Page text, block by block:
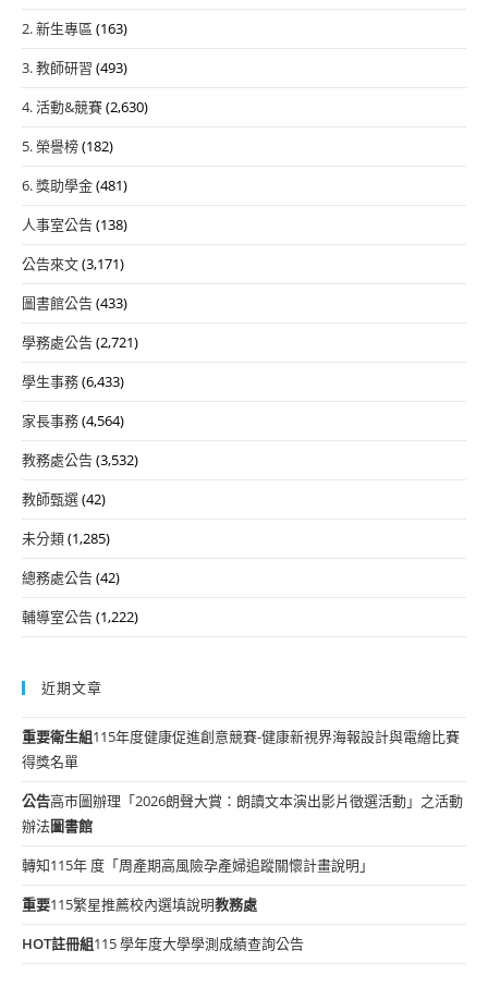
2. 新生專區 (163)
3. 教師研習 (493)
4. 活動&競賽(2,630)
5. 榮譽榜(182)
6. 獎助學金(481)
人事室公告(138)
公告來文(3,171)
圖書館公告(433)
學務處公告(2,721)
學生事務(6,433)
家長事務(4,564)
教務處公告(3,532)
教師甄選(42)
未分類(1,285)
總務處公告(42)
輔導室公告(1,222)
近期文章
重要衛生組115年度健康促進創意競賽-健康新視界海報設計與電繪比賽
得獎名單
公告高市圖辦理「2026朗聲大賞：朗讀文本演出影片徵選活動」之活動
辦法圖書館
轉知115年 度「周產期高風險孕產婦追蹤關懷計畫說明」
重要115繁星推薦校內選填說明教務處
HOT註冊組115 學年度大學學測成績查詢公告